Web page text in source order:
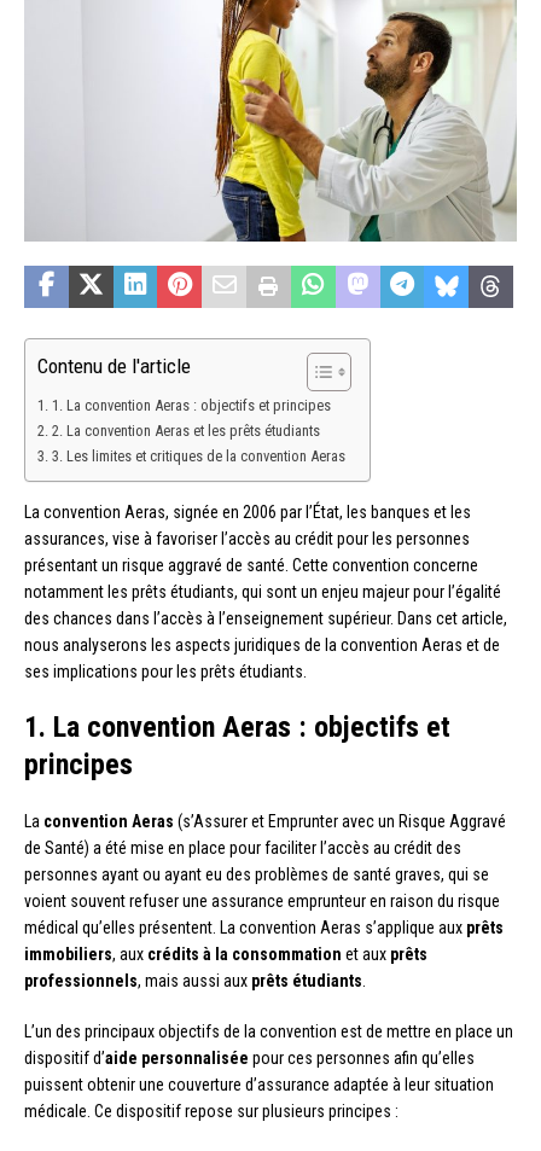
Contenu de l'article
1. La convention Aeras : objectifs et principes
2. La convention Aeras et les prêts étudiants
3. Les limites et critiques de la convention Aeras
La convention Aeras, signée en 2006 par l’État, les banques et les
assurances, vise à favoriser l’accès au crédit pour les personnes
présentant un risque aggravé de santé. Cette convention concerne
notamment les prêts étudiants, qui sont un enjeu majeur pour l’égalité
des chances dans l’accès à l’enseignement supérieur. Dans cet article,
nous analyserons les aspects juridiques de la convention Aeras et de
ses implications pour les prêts étudiants.
1. La convention Aeras : objectifs et
principes
La convention Aeras (s’Assurer et Emprunter avec un Risque Aggravé
de Santé) a été mise en place pour faciliter l’accès au crédit des
personnes ayant ou ayant eu des problèmes de santé graves, qui se
voient souvent refuser une assurance emprunteur en raison du risque
médical qu’elles présentent. La convention Aeras s’applique aux prêts
immobiliers, aux crédits à la consommation et aux prêts
professionnels, mais aussi aux prêts étudiants.
L’un des principaux objectifs de la convention est de mettre en place un
dispositif d’aide personnalisée pour ces personnes afin qu’elles
puissent obtenir une couverture d’assurance adaptée à leur situation
médicale. Ce dispositif repose sur plusieurs principes :